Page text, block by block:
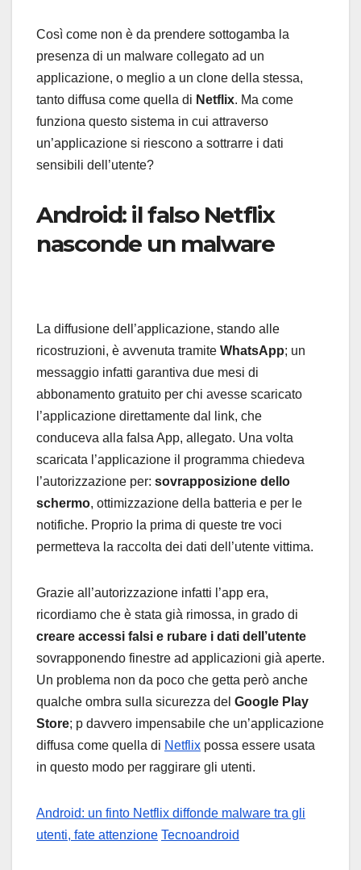
Così come non è da prendere sottogamba la
presenza di un malware collegato ad un
applicazione, o meglio a un clone della stessa,
tanto diffusa come quella di Netflix. Ma come
funziona questo sistema in cui attraverso
un’applicazione si riescono a sottrarre i dati
sensibili dell’utente?
Android: il falso Netflix
nasconde un malware
La diffusione dell’applicazione, stando alle
ricostruzioni, è avvenuta tramite WhatsApp; un
messaggio infatti garantiva due mesi di
abbonamento gratuito per chi avesse scaricato
l’applicazione direttamente dal link, che
conduceva alla falsa App, allegato. Una volta
scaricata l’applicazione il programma chiedeva
l’autorizzazione per: sovrapposizione dello
schermo, ottimizzazione della batteria e per le
notifiche. Proprio la prima di queste tre voci
permetteva la raccolta dei dati dell’utente vittima.
Grazie all’autorizzazione infatti l’app era,
ricordiamo che è stata già rimossa, in grado di
creare accessi falsi e rubare i dati dell’utente
sovrapponendo finestre ad applicazioni già aperte.
Un problema non da poco che getta però anche
qualche ombra sulla sicurezza del Google Play
Store; p davvero impensabile che un’applicazione
diffusa come quella di Netflix possa essere usata
in questo modo per raggirare gli utenti.
Android: un finto Netflix diffonde malware tra gli
utenti, fate attenzione Tecnoandroid